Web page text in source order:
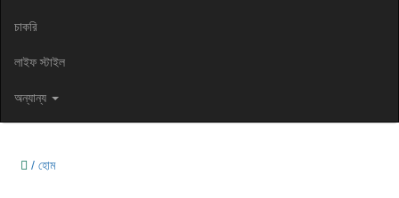
চাকরি
লাইফ স্টাইল
অন্যান্য
/ হোম